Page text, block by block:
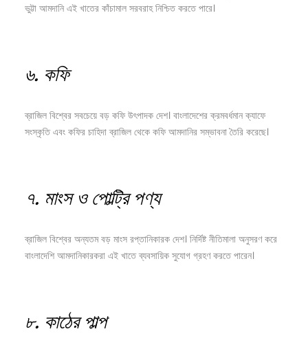
ভুট্টা আমদানি এই খাতের কাঁচামাল সরবরাহ নিশ্চিত করতে পারে।
৬. কফি
ব্রাজিল বিশ্বের সবচেয়ে বড় কফি উৎপাদক দেশ। বাংলাদেশের ক্রমবর্ধমান ক্যাফে
সংস্কৃতি এবং কফির চাহিদা ব্রাজিল থেকে কফি আমদানির সম্ভাবনা তৈরি করেছে।
৭. মাংসওপোল্ট্রিপণ্য
ব্রাজিল বিশ্বের অন্যতম বড় মাংস রপ্তানিকারক দেশ। নির্দিষ্ট নীতিমালা অনুসরণ করে
বাংলাদেশি আমদানিকারকরা এই খাতে ব্যবসায়িক সুযোগ গ্রহণ করতে পারেন।
৮. কাঠেরপাল্প